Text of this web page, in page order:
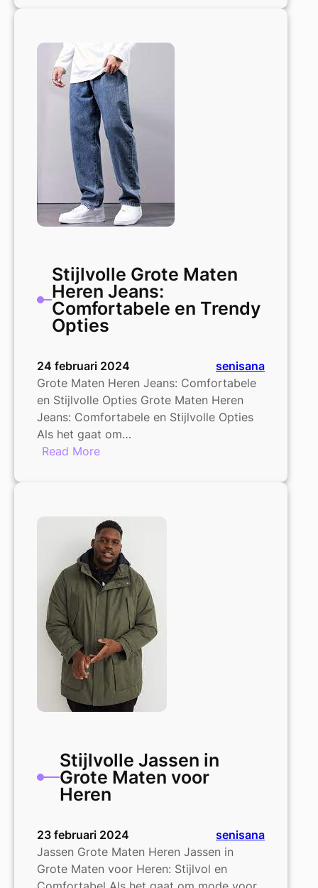
grote
maten
heren:
comfort
en
stijl
in
elke
maat
Stijlvolle Grote Maten
Heren Jeans:
Comfortabele en Trendy
Opties
24 februari 2024
senisana
Grote Maten Heren Jeans: Comfortabele
en Stijlvolle Opties Grote Maten Heren
Jeans: Comfortabele en Stijlvolle Opties
Als het gaat om…
Read More:
Heren
Jeans:
Comfortabele
en
Trendy
Opties
Stijlvolle Jassen in
Grote Maten voor
Heren
23 februari 2024
senisana
Jassen Grote Maten Heren Jassen in
Grote Maten voor Heren: Stijlvol en